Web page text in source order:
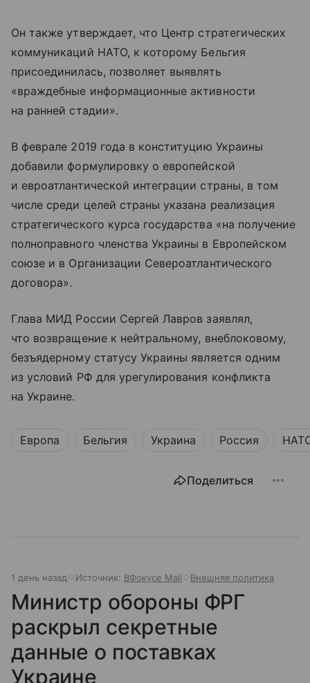
Он также утверждает, что Центр стратегических
коммуникаций НАТО, к которому Бельгия
присоединилась, позволяет выявлять
«враждебные информационные активности
на ранней стадии».
В феврале 2019 года в конституцию Украины
добавили формулировку о европейской
и евроатлантической интеграции страны, в том
числе среди целей страны указана реализация
стратегического курса государства «на получение
полноправного членства Украины в Европейском
союзе и в Организации Североатлантического
договора».
Глава МИД России Сергей Лавров заявлял,
что возвращение к нейтральному, внеблоковому,
безъядерному статусу Украины является одним
из условий РФ для урегулирования конфликта
на Украине.
Европа Бельгия Украина Россия
Поделиться
1 день назад Источник: ВФокусе Mail Внешняя политика
Министр обороны ФРГ
раскрыл секретные
данные о поставках
Украине